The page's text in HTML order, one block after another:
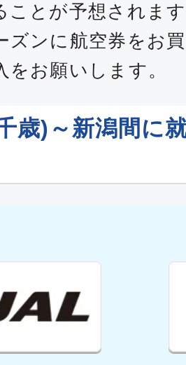
ことが予想されま
ズンに航空券をお
をお願いします。
歳)～新潟間に